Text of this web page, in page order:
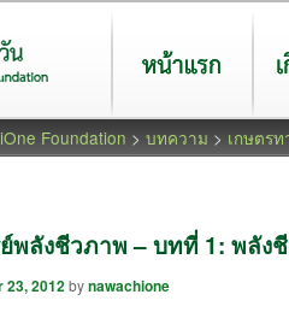
หน้าแรก เกี่ยว
Foundation >บทความ > เกษตรท
พลังชีวภาพ – บทที่ 1: พลัง
23, 2012bynawachione